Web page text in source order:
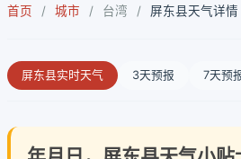
首页 / 城市 / 台湾 / 屏东县天气详情
屏东县实时天气 3天预报 7天预